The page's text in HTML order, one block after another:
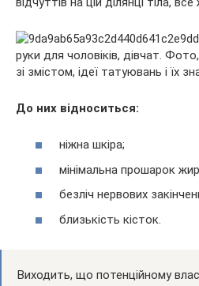
До них відноситься:
ніжна шкіра;
мінімальна прошарок
безліч нервових
близькість кісток.
Виходить, що потенційному